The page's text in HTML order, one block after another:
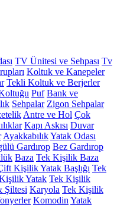
TV Ünitesi ve Sehpası Tv
Koltuk ve Kanepeler
Tekli Koltuk ve Berjerler
Puf Bank ve
Sehpalar Zigon Sehpalar
Antre ve Hol Çok
Kapı Askısı Duvar
AyakkabılıkYatak Odası
Gardırop Bez Gardırop
Baza Tek Kişilik Baza
Kişilik Yatak Başlığı Tek
Yatak Tek Kişilik
Şiltesi Karyola Tek Kişilik
Komodin Yatak